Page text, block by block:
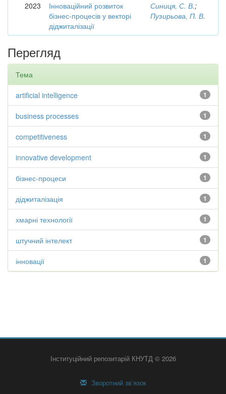
2023
Інноваційний розвиток
бізнес-процесів у векторі
діджиталізації
Синиця, С. В.;
Пузирьова, П. В.
Перегляд
Тема
1
artificial intelligence
1
business processes
1
competitiveness
1
innovative development
1
бізнес-процеси
1
діджиталізація
1
хмарні технології
1
штучний інтелект
1
інновації
Інституційний репозитарій КНУТД © 2026
Зворотний зв’язок